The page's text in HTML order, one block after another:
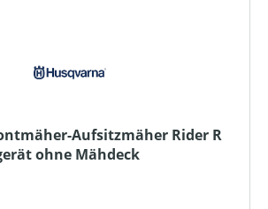
Aufsitzmäher Rider R
ohne Mähdeck